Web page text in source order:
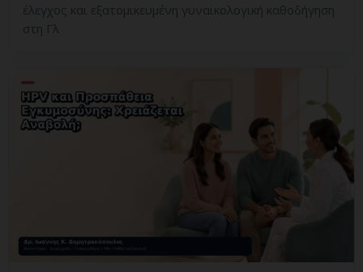
έλεγχος και εξατομικευμένη γυναικολογική καθοδήγηση
στη Γλ